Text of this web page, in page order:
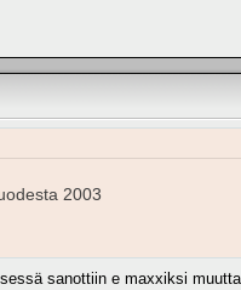
2003
sanottiin e maxxiksi